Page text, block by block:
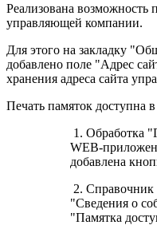
Реализована возможность
управляющей компании.
Для этого на закладку
добавлено поле "Адрес
хранения адреса сайта
Печать памяток доступна
1. Обработка
WEB-
добавлена
2. Справочник
"Сведения о
"Памятка